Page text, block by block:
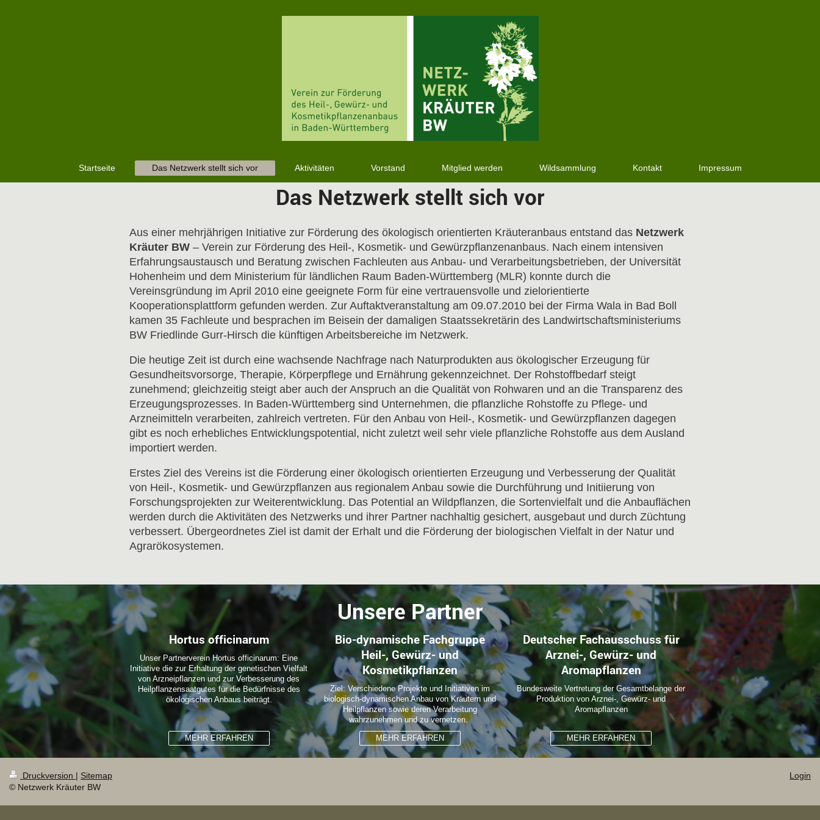
Startseite Das Netzwerk stellt sich vor Aktivitäten Vorstand Mitglied werden Wildsammlung Kontakt Impressum
Das Netzwerk stellt sich vor
Aus einer mehrjährigen Initiative zur Förderung des ökologisch orientierten Kräuteranbaus entstand das Netzwerk
Kräuter BW – Verein zur Förderung des Heil-, Kosmetik- und Gewürzpflanzenanbaus. Nach einem intensiven
Erfahrungsaustausch und Beratung zwischen Fachleuten aus Anbau- und Verarbeitungsbetrieben, der Universität
Hohenheim und dem Ministerium für ländlichen Raum Baden-Württemberg (MLR) konnte durch die
Vereinsgründung im April 2010 eine geeignete Form für eine vertrauensvolle und zielorientierte
Kooperationsplattform gefunden werden. Zur Auftaktveranstaltung am 09.07.2010 bei der Firma Wala in Bad Boll
kamen 35 Fachleute und besprachen im Beisein der damaligen Staatssekretärin des Landwirtschaftsministeriums
BW Friedlinde Gurr-Hirsch die künftigen Arbeitsbereiche im Netzwerk.
Die heutige Zeit ist durch eine wachsende Nachfrage nach Naturprodukten aus ökologischer Erzeugung für
Gesundheitsvorsorge, Therapie, Körperpflege und Ernährung gekennzeichnet. Der Rohstoffbedarf steigt
zunehmend; gleichzeitig steigt aber auch der Anspruch an die Qualität von Rohwaren und an die Transparenz des
Erzeugungsprozesses. In Baden-Württemberg sind Unternehmen, die pflanzliche Rohstoffe zu Pflege- und
Arzneimitteln verarbeiten, zahlreich vertreten. Für den Anbau von Heil-, Kosmetik- und Gewürzpflanzen dagegen
gibt es noch erhebliches Entwicklungspotential, nicht zuletzt weil sehr viele pflanzliche Rohstoffe aus dem Ausland
importiert werden.
Erstes Ziel des Vereins ist die Förderung einer ökologisch orientierten Erzeugung und Verbesserung der Qualität
von Heil-, Kosmetik- und Gewürzpflanzen aus regionalem Anbau sowie die Durchführung und Initiierung von
Forschungsprojekten zur Weiterentwicklung. Das Potential an Wildpflanzen, die Sortenvielfalt und die Anbauflächen
werden durch die Aktivitäten des Netzwerks und ihrer Partner nachhaltig gesichert, ausgebaut und durch Züchtung
verbessert. Übergeordnetes Ziel ist damit der Erhalt und die Förderung der biologischen Vielfalt in der Natur und
Agrarökosystemen.
Unsere Partner
Hortus officinarum
Unser Partnerverein Hortus officinarum: Eine
Initiative die zur Erhaltung der genetischen Vielfalt
von Arzneipflanzen und zur Verbesserung des
Heilpflanzensaatgutes für die Bedürfnisse des
ökologischen Anbaus beiträgt.
MEHR ERFAHREN
Bio-dynamische Fachgruppe
Heil-, Gewürz- und
Kosmetikpflanzen
Ziel: Verschiedene Projekte und Initiativen im
biologisch-dynamischen Anbau von Kräutern und
Heilpflanzen sowie deren Verarbeitung
wahrzunehmen und zu vernetzen.
MEHR ERFAHREN
Deutscher Fachausschuss für
Arznei-, Gewürz- und
Aromapflanzen
Bundesweite Vertretung der Gesamtbelange der
Produktion von Arznei-, Gewürz- und
Aromapflanzen
MEHR ERFAHREN
Druckversion | Sitemap
© Netzwerk Kräuter BW
Login